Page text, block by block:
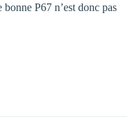
P67 n’est donc pas